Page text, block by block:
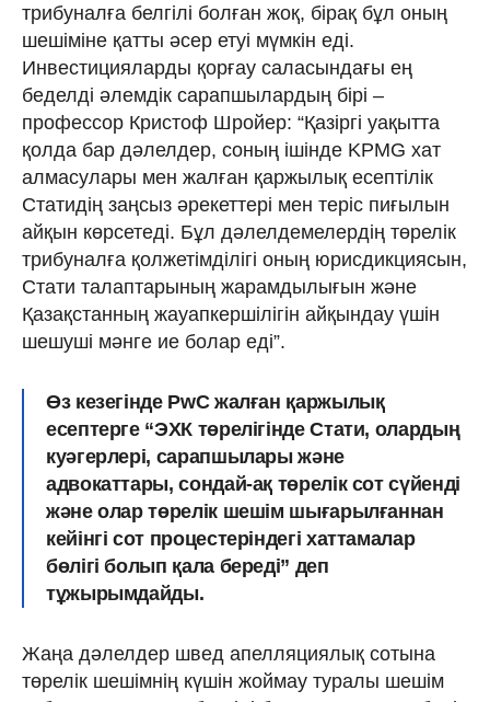
трибуналға белгілі болған жоқ, бірақ бұл оның
шешіміне қатты әсер етуі мүмкін еді.
Инвестицияларды қорғау саласындағы ең
беделді әлемдік сарапшылардың бірі –
профессор Кристоф Шройер: “Қазіргі уақытта
қолда бар дәлелдер, соның ішінде KPMG хат
алмасулары мен жалған қаржылық есептілік
Статидің заңсыз әрекеттері мен теріс пиғылын
айқын көрсетеді. Бұл дәлелдемелердің төрелік
трибуналға қолжетімділігі оның юрисдикциясын,
Стати талаптарының жарамдылығын және
Қазақстанның жауапкершілігін айқындау үшін
шешуші мәнге ие болар еді”.
Өз кезегінде PwC жалған қаржылық
есептерге “ЭХК төрелігінде Стати, олардың
куәгерлері, сарапшылары және
адвокаттары, сондай-ақ төрелік сот сүйенді
және олар төрелік шешім шығарылғаннан
кейінгі сот процестеріндегі хаттамалар
бөлігі болып қала береді” деп
тұжырымдайды.
Жаңа дәлелдер швед апелляциялық сотына
төрелік шешімнің күшін жоймау туралы шешім